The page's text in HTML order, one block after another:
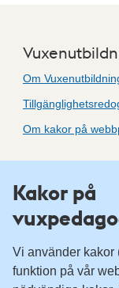
Om
Om kakor på
Fler resurser
Vuxenutbildning
Information för
Kakor på
Vi använder kakor
funktion på vår